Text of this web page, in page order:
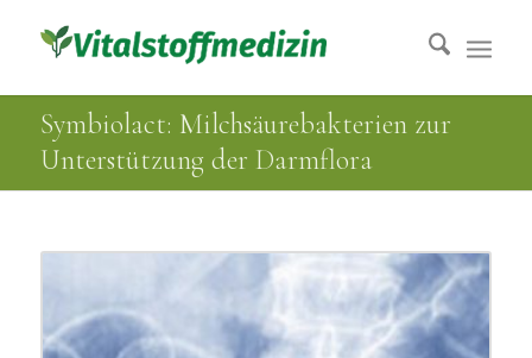
Symbiolact: Milchsäurebakterien zur
Unterstützung der Darmflora